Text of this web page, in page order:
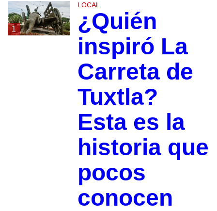
1
LOCAL
¿Quién
inspiró La
Carreta de
Tuxtla?
Esta es la
historia que
pocos
conocen